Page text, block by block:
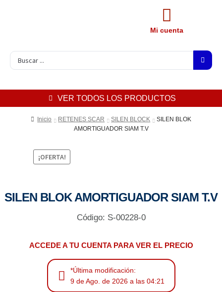
Mi cuenta
VER TODOS LOS PRODUCTOS
Inicio RETENES SCAR SILEN BLOCK
SILEN BLOK
AMORTIGUADOR SIAM T.V
¡OFERTA!
SILEN BLOK AMORTIGUADOR SIAM T.V
Código: S-00228-0
ACCEDE A TU CUENTA PARA VER EL PRECIO
*Última modificación:
9 de Ago. de 2026 a las 04:21